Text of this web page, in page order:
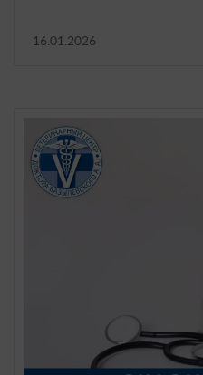
16.01.2026